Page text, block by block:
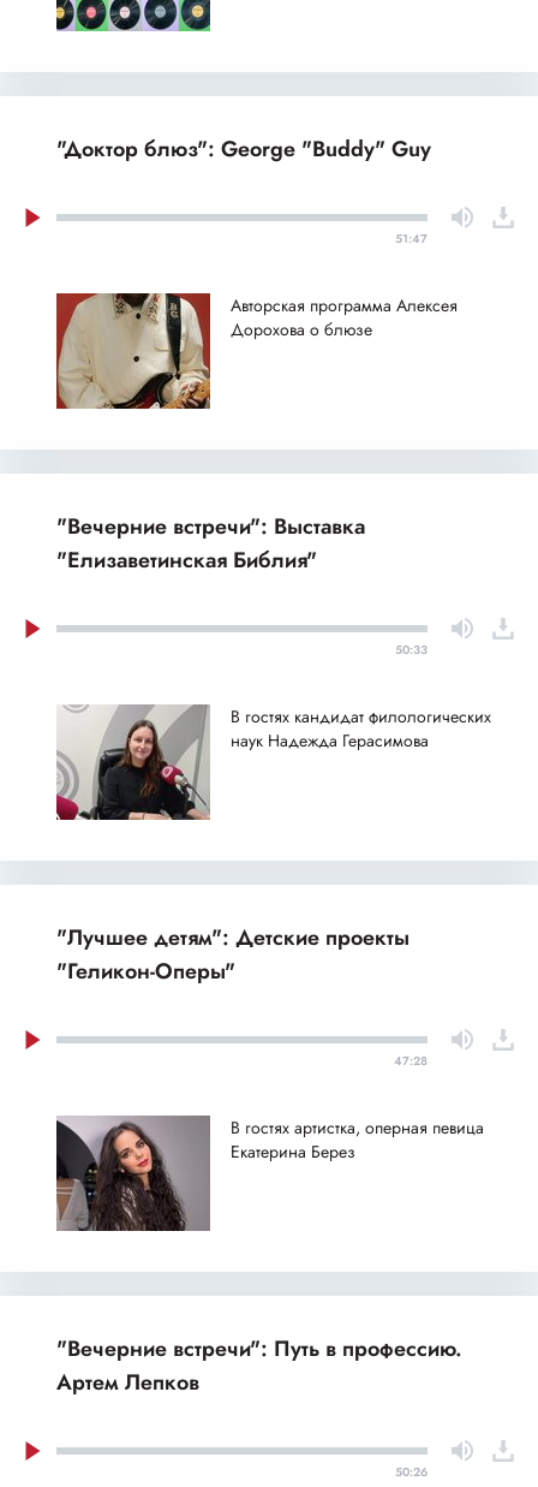
"Доктор блюз": George "Buddy" Guy
51:47
Авторская программа Алексея
Дорохова о блюзе
"Вечерние встречи": Выставка
"Елизаветинская Библия"
50:33
В гостях кандидат филологических
наук Надежда Герасимова
"Лучшее детям": Детские проекты
"Геликон-Оперы"
47:28
В гостях артистка, оперная певица
Екатерина Берез
"Вечерние встречи": Путь в профессию.
Артем Лепков
50:26